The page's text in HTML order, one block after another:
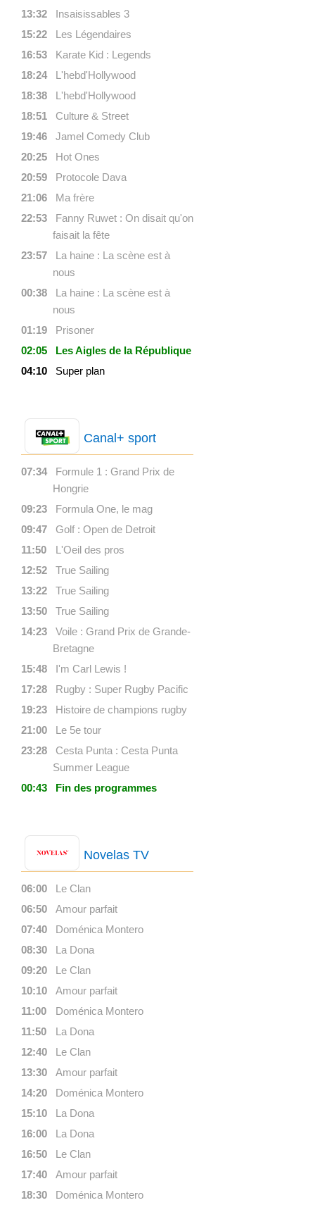
13:32
Insaisissables 3
15:22
Les Légendaires
16:53
Karate Kid : Legends
18:24
L'hebd'Hollywood
18:38
L'hebd'Hollywood
18:51
Culture & Street
19:46
Jamel Comedy Club
20:25
Hot Ones
20:59
Protocole Dava
21:06
Ma frère
22:53
Fanny Ruwet : On disait qu'on
faisait la fête
23:57
La haine : La scène est à
nous
00:38
La haine : La scène est à
nous
01:19
Prisoner
02:05
Les Aigles de la République
04:10
Super plan
Canal+ sport
07:34
Formule 1 : Grand Prix de
Hongrie
09:23
Formula One, le mag
09:47
Golf : Open de Detroit
11:50
L'Oeil des pros
12:52
True Sailing
13:22
True Sailing
13:50
True Sailing
14:23
Voile : Grand Prix de Grande-
Bretagne
15:48
I'm Carl Lewis !
17:28
Rugby : Super Rugby Pacific
19:23
Histoire de champions rugby
21:00
Le 5e tour
23:28
Cesta Punta : Cesta Punta
Summer League
00:43
Fin des programmes
Novelas TV
06:00
Le Clan
06:50
Amour parfait
07:40
Doménica Montero
08:30
La Dona
09:20
Le Clan
10:10
Amour parfait
11:00
Doménica Montero
11:50
La Dona
12:40
Le Clan
13:30
Amour parfait
14:20
Doménica Montero
15:10
La Dona
16:00
La Dona
16:50
Le Clan
17:40
Amour parfait
18:30
Doménica Montero